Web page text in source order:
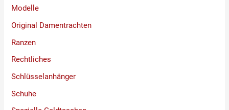
Modelle
Original Damentrachten
Ranzen
Rechtliches
Schlüsselanhänger
Schuhe